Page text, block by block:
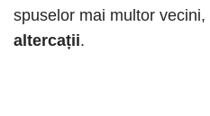
spuselor mai multor
altercații.